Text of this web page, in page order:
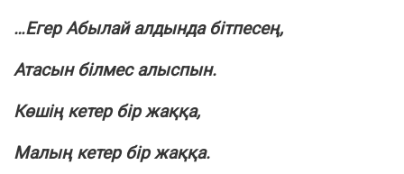
…Егер Абылай алдында бітпесең,
Атасын білмес алыспын.
Көшің кетер бір жаққа,
Малың кетер бір жаққа.